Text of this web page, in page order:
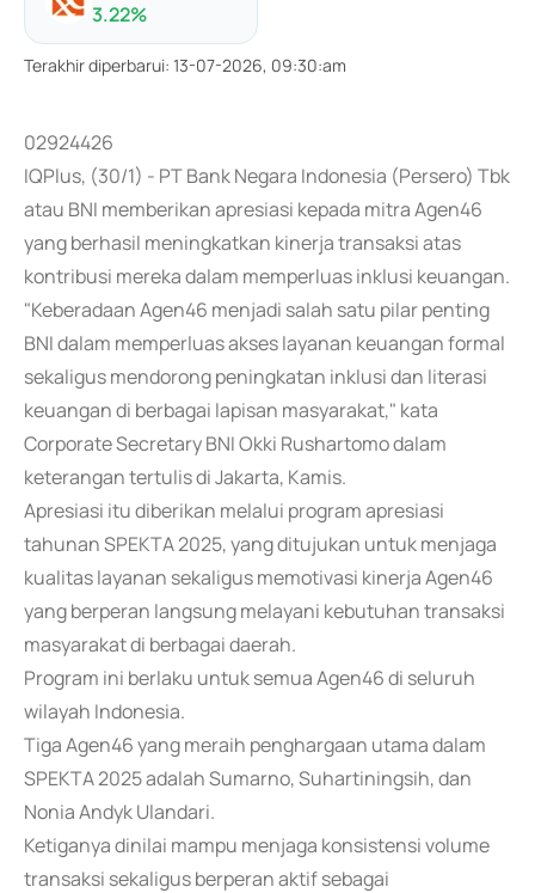
3.22%
Terakhir diperbarui: 13-07-2026, 09:30:am
02924426
IQPlus, (30/1) - PT Bank Negara Indonesia (Persero) Tbk
atau BNI memberikan apresiasi kepada mitra Agen46
yang berhasil meningkatkan kinerja transaksi atas
kontribusi mereka dalam memperluas inklusi keuangan.
"Keberadaan Agen46 menjadi salah satu pilar penting
BNI dalam memperluas akses layanan keuangan formal
sekaligus mendorong peningkatan inklusi dan literasi
keuangan di berbagai lapisan masyarakat," kata
Corporate Secretary BNI Okki Rushartomo dalam
keterangan tertulis di Jakarta, Kamis.
Apresiasi itu diberikan melalui program apresiasi
tahunan SPEKTA 2025, yang ditujukan untuk menjaga
kualitas layanan sekaligus memotivasi kinerja Agen46
yang berperan langsung melayani kebutuhan transaksi
masyarakat di berbagai daerah.
Program ini berlaku untuk semua Agen46 di seluruh
wilayah Indonesia.
Tiga Agen46 yang meraih penghargaan utama dalam
SPEKTA 2025 adalah Sumarno, Suhartiningsih, dan
Nonia Andyk Ulandari.
Ketiganya dinilai mampu menjaga konsistensi volume
transaksi sekaligus berperan aktif sebagai